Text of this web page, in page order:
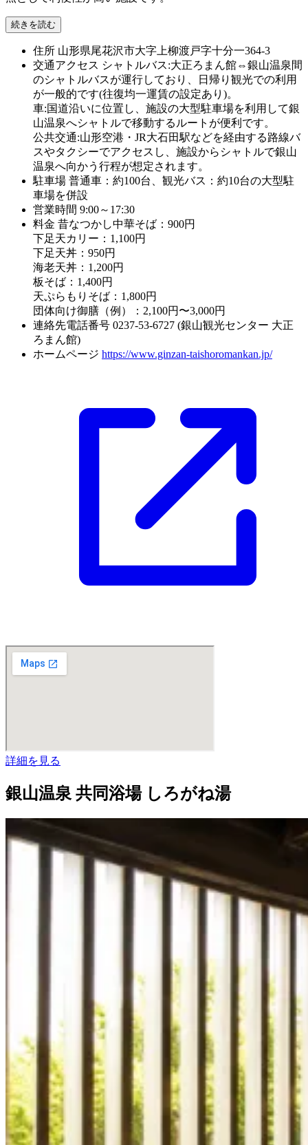
続きを読む
住所 山形県尾花沢市大字上柳渡戸字十分一364-3
交通アクセス シャトルバス:大正ろまん館⇔銀山温泉間
のシャトルバスが運行しており、日帰り観光での利用
が一般的です(往復均一運賃の設定あり)。
車:国道沿いに位置し、施設の大型駐車場を利用して銀
山温泉へシャトルで移動するルートが便利です。
公共交通:山形空港・JR大石田駅などを経由する路線バ
スやタクシーでアクセスし、施設からシャトルで銀山
温泉へ向かう行程が想定されます。
駐車場 普通車：約100台、観光バス：約10台の大型駐
車場を併設
営業時間 9:00～17:30
料金 昔なつかし中華そば：900円
下足天カリー：1,100円
下足天丼：950円
海老天丼：1,200円
板そば：1,400円
天ぷらもりそば：1,800円
団体向け御膳（例）：2,100円〜3,000円
連絡先電話番号 0237-53-6727 (銀山観光センター 大正
ろまん館)
ホームページ https://www.ginzan-taishoromankan.jp/
詳細を見る
銀山温泉 共同浴場 しろがね湯